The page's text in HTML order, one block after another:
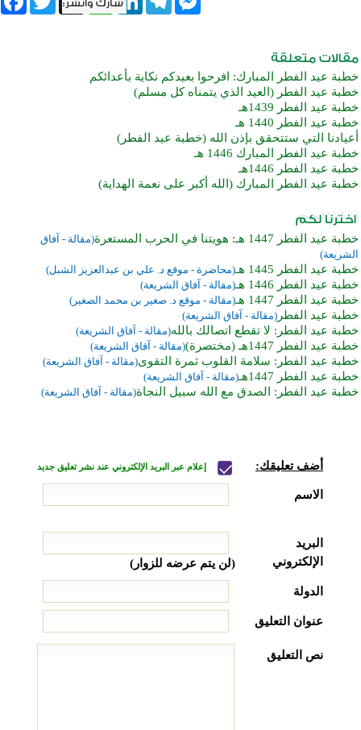
خطبة عيد الفطر المبارك: افرحوا بعيدكم نكاية بأعدائكم
خطبة عيد الفطر (العيد الذي يتمناه كل مسلم)
خطبة عيد الفطر 1439هـ
خطبة عيد الفطر 1440 هـ
أعيادنا التي ستتحقق بإذن الله (خطبة عيد الفطر)
خطبة عيد الفطر المبارك 1446 هـ
خطبة عيد الفطر 1446هـ
خطبة عيد الفطر المبارك (الله أكبر على نعمة الهداية)
خطبة عيد الفطر 1447 هـ: هويتنا في الحرب المستعرة
(مقالة - آفاق
الشريعة)
خطبة عيد الفطر 1445 هـ (محاضرة - موقع د. علي بن عبدالعزيز الشبل)
خطبة عيد الفطر 1446 هـ (مقالة - آفاق الشريعة)
خطبة عيد الفطر 1447 هـ (مقالة - موقع د. صغير بن محمد الصغير)
خطبة عيد الفطر (مقالة - آفاق الشريعة)
خطبة عيد الفطر: لا تقطع اتصالك بالله(مقالة - آفاق الشريعة)
خطبة عيد الفطر 1447هـ (مختصرة) (مقالة - آفاق الشريعة)
خطبة عيد الفطر: سلامة القلوب ثمرة التقوى(مقالة - آفاق الشريعة)
خطبة عيد الفطر 1447هـ (مقالة - آفاق الشريعة)
خطبة عيد الفطر: الصدق مع الله سبيل النجاة(مقالة - آفاق الشريعة)
أضف تعليقك: إعلام عبر البريد الإلكتروني عند نشر تعليق جديد
الاسم
البريد
الإلكتروني
(لن يتم عرضه للزوار)
الدولة
عنوان التعليق
نص التعليق